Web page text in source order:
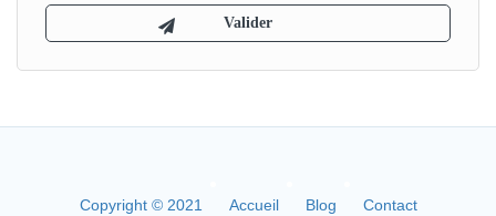
Copyright © 2021 Accueil Blog Contact